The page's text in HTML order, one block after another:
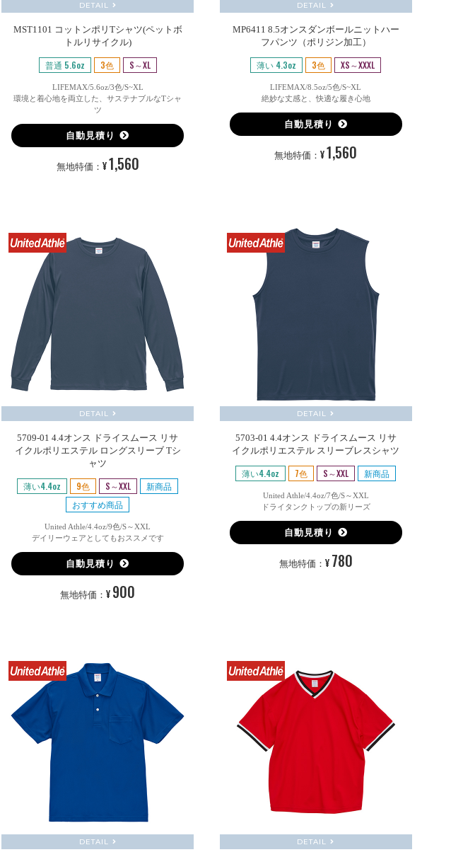
DETAIL
MST1101 コットンポリTシャツ(ペットボ
トルリサイクル)
普通 5.6oz 3色 S～XL
LIFEMAX/5.6oz/3色/S~XL
環境と着心地を両立した、サステナブルなTシャ
ツ
自動見積り
無地特価： ¥1,560
DETAIL
MP6411 8.5オンスダンボールニットハー
フパンツ（ポリジン加工）
薄い 4.3oz 3色 XS～XXXL
LIFEMAX/8.5oz/5色/S~XL
絶妙な丈感と、快適な履き心地
自動見積り
無地特価：¥1,560
DETAIL
5709-01 4.4オンス ドライスムース リサ
イクルポリエステル ロングスリーブ Tシ
ャツ
薄い4.4oz 9色 S～XXL
新商品
おすすめ商品
United Athle/4.4oz/9色/S～XXL
デイリーウェアとしてもおススメです
自動見積り
無地特価： ¥900
DETAIL
5703-01 4.4オンス ドライスムース リサ
イクルポリエステル スリーブレスシャツ
薄い4.4oz 7色 S～XXL 新商品
United Athle/4.4oz/7色/S～XXL
ドライタンクトップの新リーズ
自動見積り
無地特価： ¥780
DETAIL DETAIL